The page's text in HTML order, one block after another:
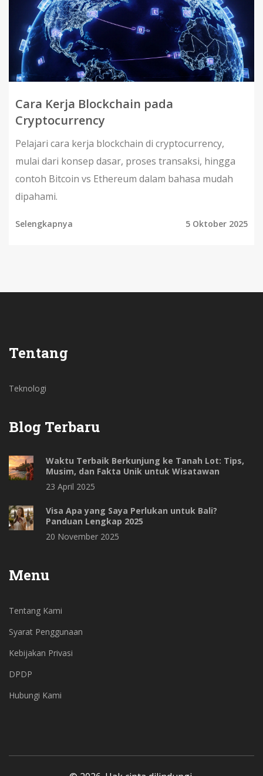
Cara Kerja Blockchain pada
Cryptocurrency
Pelajari cara kerja blockchain di cryptocurrency,
mulai dari konsep dasar, proses transaksi, hingga
contoh Bitcoin vs Ethereum dalam bahasa mudah
dipahami.
Selengkapnya 5 Oktober 2025
Tentang
Teknologi
Blog Terbaru
Waktu Terbaik Berkunjung ke Tanah Lot: Tips,
Musim, dan Fakta Unik untuk Wisatawan
23 April 2025
Visa Apa yang Saya Perlukan untuk Bali?
Panduan Lengkap 2025
20 November 2025
Menu
Tentang Kami
Syarat Penggunaan
Kebijakan Privasi
DPDP
Hubungi Kami